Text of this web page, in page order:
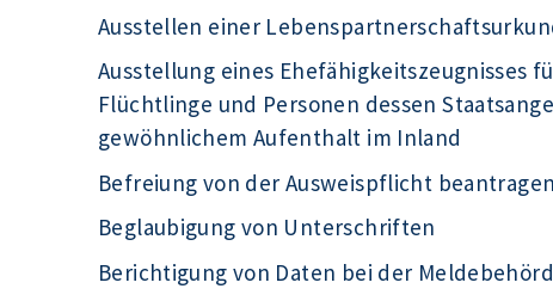
Ausstellen einer
Ausstellung eines Ehefähigkeitszeugnisses
Flüchtlinge und Personen dessen
gewöhnlichem Aufenthalt im Inland
Befreiung von der Ausweispflicht beantragen
Beglaubigung von Unterschriften
Berichtigung von Daten bei der